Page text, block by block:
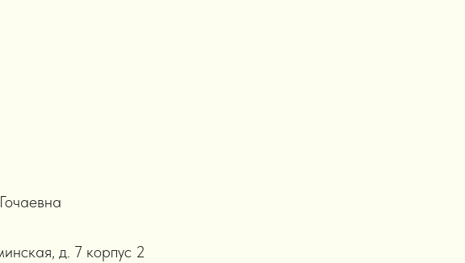
д. 7 корпус 2